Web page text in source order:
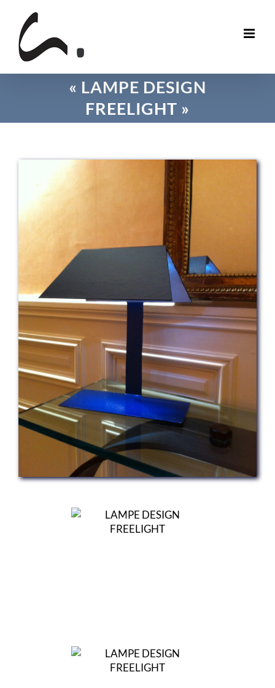
content
« LAMPE DESIGN
FREELIGHT »